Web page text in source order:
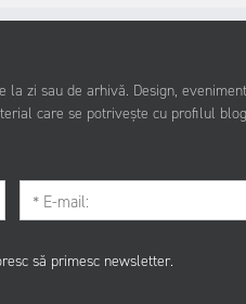
zi sau de arhivă. Design,
care se potrivește cu profilul
să primesc newsletter.